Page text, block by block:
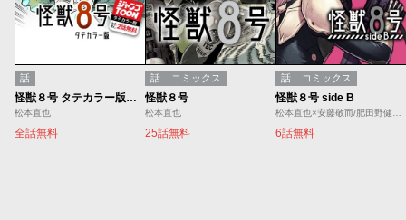
話
怪獣８号 タテカラー版／ジャンプTOONおためし2話無料
松本直也
全話無料
話 コミックス
怪獣８号
松本直也
25話無料
話 コミックス
怪獣８号 side B
松本直也×安藤敬而/肥田野健太郎
6話無料